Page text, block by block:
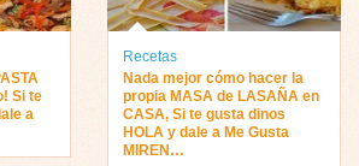
Si te
a
Recetas
Nada mejor cómo hacer la
propia MASA de LASAÑA en
CASA, Si te gusta dinos
HOLA y dale a Me Gusta
MIREN…